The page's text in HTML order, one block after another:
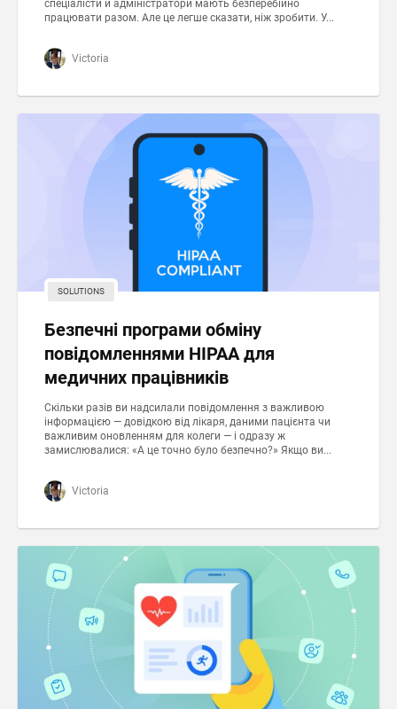
спеціалісти й адміністратори мають безперебійно
працювати разом. Але це легше сказати, ніж зробити. У...
Victoria
SOLUTIONS
Безпечні програми обміну
повідомленнями HIPAA для
медичних працівників
Скільки разів ви надсилали повідомлення з важливою
інформацією — довідкою від лікаря, даними пацієнта чи
важливим оновленням для колеги — і одразу ж
замислювалися: «А це точно було безпечно?» Якщо ви...
Victoria